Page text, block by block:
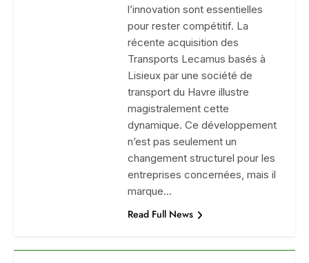
l’innovation sont essentielles
pour rester compétitif. La
récente acquisition des
Transports Lecamus basés à
Lisieux par une société de
transport du Havre illustre
magistralement cette
dynamique. Ce développement
n’est pas seulement un
changement structurel pour les
entreprises concernées, mais il
marque…
Read Full News